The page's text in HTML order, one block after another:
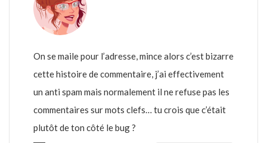
On se maile pour l’adresse, mince alors c’est bizarre
cette histoire de commentaire, j’ai effectivement
un anti spam mais normalement il ne refuse pas les
commentaires sur mots clefs… tu crois que c’était
plutôt de ton côté le bug ?